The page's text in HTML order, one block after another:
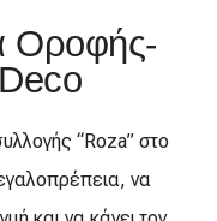
Οροφής-
“Roza” στο
να